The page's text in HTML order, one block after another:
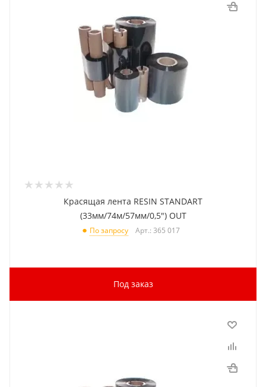
Красящая лента RESIN STANDART
(33мм/74м/57мм/0,5") OUT
По запросу Арт.: 365 017
Под заказ